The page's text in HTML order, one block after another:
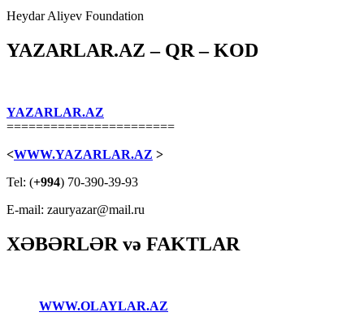
Heydar Aliyev Foundation
YAZARLAR.AZ – QR – KOD
YAZARLAR.AZ
=======================
<WWW.YAZARLAR.AZ >
Tel: (+994) 70-390-39-93
E-mail: zauryazar@mail.ru
XƏBƏRLƏR və FAKTLAR
WWW.OLAYLAR.AZ